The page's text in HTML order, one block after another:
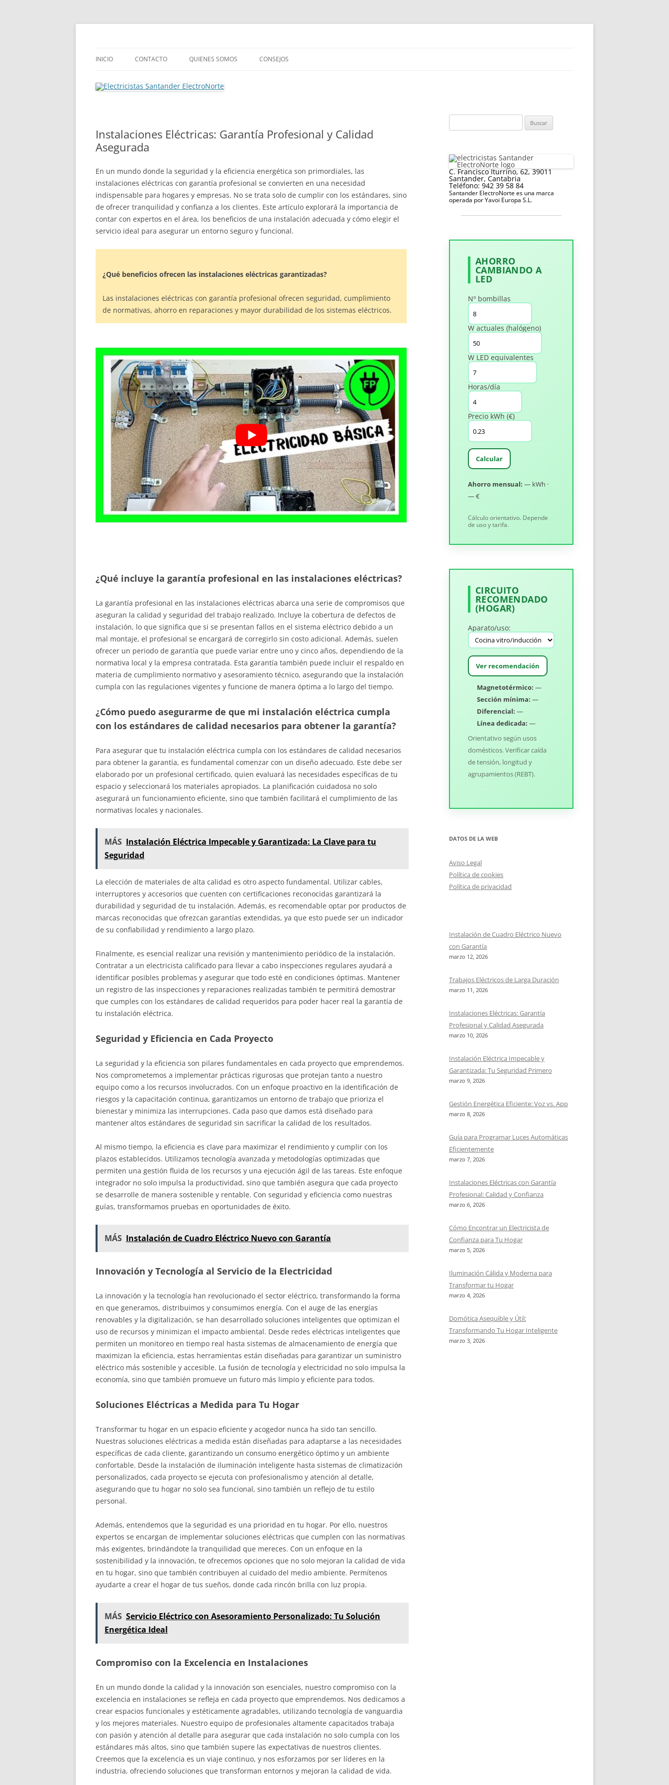
Saltar
INICIO CONTACTO QUIENES SOMOS CONSEJOS
Instalaciones Eléctricas: Garantía Profesional y Calidad
Asegurada
En un mundo donde la seguridad y la eficiencia energética son primordiales, las
instalaciones eléctricas con garantía profesional se convierten en una necesidad
indispensable para hogares y empresas. No se trata solo de cumplir con los estándares, sino
de ofrecer tranquilidad y confianza a los clientes. Este artículo explorará la importancia de
contar con expertos en el área, los beneficios de una instalación adecuada y cómo elegir el
servicio ideal para asegurar un entorno seguro y funcional.
¿Qué beneficios ofrecen las instalaciones eléctricas garantizadas?
Las instalaciones eléctricas con garantía profesional ofrecen seguridad, cumplimiento
de normativas, ahorro en reparaciones y mayor durabilidad de los sistemas eléctricos.
¿Qué incluye la garantía profesional en las instalaciones eléctricas?
La garantía profesional en las instalaciones eléctricas abarca una serie de compromisos que
aseguran la calidad y seguridad del trabajo realizado. Incluye la cobertura de defectos de
instalación, lo que significa que si se presentan fallos en el sistema eléctrico debido a un
mal montaje, el profesional se encargará de corregirlo sin costo adicional. Además, suelen
ofrecer un periodo de garantía que puede variar entre uno y cinco años, dependiendo de la
normativa local y la empresa contratada. Esta garantía también puede incluir el respaldo en
materia de cumplimiento normativo y asesoramiento técnico, asegurando que la instalación
cumpla con las regulaciones vigentes y funcione de manera óptima a lo largo del tiempo.
¿Cómo puedo asegurarme de que mi instalación eléctrica cumpla
con los estándares de calidad necesarios para obtener la garantía?
Para asegurar que tu instalación eléctrica cumpla con los estándares de calidad necesarios
para obtener la garantía, es fundamental comenzar con un diseño adecuado. Este debe ser
elaborado por un profesional certificado, quien evaluará las necesidades específicas de tu
espacio y seleccionará los materiales apropiados. La planificación cuidadosa no solo
asegurará un funcionamiento eficiente, sino que también facilitará el cumplimiento de las
normativas locales y nacionales.
MÁS Instalación Eléctrica Impecable y Garantizada: La Clave para tu
Seguridad
La elección de materiales de alta calidad es otro aspecto fundamental. Utilizar cables,
interruptores y accesorios que cuenten con certificaciones reconocidas garantizará la
durabilidad y seguridad de tu instalación. Además, es recomendable optar por productos de
marcas reconocidas que ofrezcan garantías extendidas, ya que esto puede ser un indicador
de su confiabilidad y rendimiento a largo plazo.
Finalmente, es esencial realizar una revisión y mantenimiento periódico de la instalación.
Contratar a un electricista calificado para llevar a cabo inspecciones regulares ayudará a
identificar posibles problemas y asegurar que todo esté en condiciones óptimas. Mantener
un registro de las inspecciones y reparaciones realizadas también te permitirá demostrar
que cumples con los estándares de calidad requeridos para poder hacer real la garantía de
tu instalación eléctrica.
Seguridad y Eficiencia en Cada Proyecto
La seguridad y la eficiencia son pilares fundamentales en cada proyecto que emprendemos.
Nos comprometemos a implementar prácticas rigurosas que protejan tanto a nuestro
equipo como a los recursos involucrados. Con un enfoque proactivo en la identificación de
riesgos y la capacitación continua, garantizamos un entorno de trabajo que prioriza el
bienestar y minimiza las interrupciones. Cada paso que damos está diseñado para
mantener altos estándares de seguridad sin sacrificar la calidad de los resultados.
Al mismo tiempo, la eficiencia es clave para maximizar el rendimiento y cumplir con los
plazos establecidos. Utilizamos tecnología avanzada y metodologías optimizadas que
permiten una gestión fluida de los recursos y una ejecución ágil de las tareas. Este enfoque
integrador no solo impulsa la productividad, sino que también asegura que cada proyecto
se desarrolle de manera sostenible y rentable. Con seguridad y eficiencia como nuestras
guías, transformamos pruebas en oportunidades de éxito.
MÁS Instalación de Cuadro Eléctrico Nuevo con Garantía
Innovación y Tecnología al Servicio de la Electricidad
La innovación y la tecnología han revolucionado el sector eléctrico, transformando la forma
en que generamos, distribuimos y consumimos energía. Con el auge de las energías
renovables y la digitalización, se han desarrollado soluciones inteligentes que optimizan el
uso de recursos y minimizan el impacto ambiental. Desde redes eléctricas inteligentes que
permiten un monitoreo en tiempo real hasta sistemas de almacenamiento de energía que
maximizan la eficiencia, estas herramientas están diseñadas para garantizar un suministro
eléctrico más sostenible y accesible. La fusión de tecnología y electricidad no solo impulsa la
economía, sino que también promueve un futuro más limpio y eficiente para todos.
Soluciones Eléctricas a Medida para Tu Hogar
Transformar tu hogar en un espacio eficiente y acogedor nunca ha sido tan sencillo.
Nuestras soluciones eléctricas a medida están diseñadas para adaptarse a las necesidades
específicas de cada cliente, garantizando un consumo energético óptimo y un ambiente
confortable. Desde la instalación de iluminación inteligente hasta sistemas de climatización
personalizados, cada proyecto se ejecuta con profesionalismo y atención al detalle,
asegurando que tu hogar no solo sea funcional, sino también un reflejo de tu estilo
personal.
Además, entendemos que la seguridad es una prioridad en tu hogar. Por ello, nuestros
expertos se encargan de implementar soluciones eléctricas que cumplen con las normativas
más exigentes, brindándote la tranquilidad que mereces. Con un enfoque en la
sostenibilidad y la innovación, te ofrecemos opciones que no solo mejoran la calidad de vida
en tu hogar, sino que también contribuyen al cuidado del medio ambiente. Permítenos
ayudarte a crear el hogar de tus sueños, donde cada rincón brilla con luz propia.
MÁS Servicio Eléctrico con Asesoramiento Personalizado: Tu Solución
Energética Ideal
Compromiso con la Excelencia en Instalaciones
En un mundo donde la calidad y la innovación son esenciales, nuestro compromiso con la
excelencia en instalaciones se refleja en cada proyecto que emprendemos. Nos dedicamos a
crear espacios funcionales y estéticamente agradables, utilizando tecnología de vanguardia
y los mejores materiales. Nuestro equipo de profesionales altamente capacitados trabaja
con pasión y atención al detalle para asegurar que cada instalación no solo cumpla con los
estándares más altos, sino que también supere las expectativas de nuestros clientes.
Creemos que la excelencia es un viaje continuo, y nos esforzamos por ser líderes en la
industria, ofreciendo soluciones que transforman entornos y mejoran la calidad de vida.
C. Francisco Iturrino, 62, 39011
Santander, Cantabria
Teléfono: 942 39 58 84
Santander ElectroNorte es una marca
operada por Yavoi Europa S.L.
AHORRO
CAMBIANDO A
LED
Nº bombillas
W actuales (halógeno)
W LED equivalentes
Horas/día
Precio kWh (€)
Calcular
Ahorro mensual: — kWh ·
— €
Cálculo orientativo. Depende
de uso y tarifa.
CIRCUITO
RECOMENDADO
(HOGAR)
Aparato/uso:
Ver recomendación
Magnetotérmico: —
Sección mínima: —
Diferencial: —
Línea dedicada: —
Orientativo según usos
domésticos. Verificar caída
de tensión, longitud y
agrupamientos (REBT).
DATOS DE LA WEB
Aviso Legal
Política de cookies
Política de privacidad
Instalación de Cuadro Eléctrico Nuevo
con Garantía
marzo 12, 2026
Trabajos Eléctricos de Larga Duración
marzo 11, 2026
Instalaciones Eléctricas: Garantía
Profesional y Calidad Asegurada
marzo 10, 2026
Instalación Eléctrica Impecable y
Garantizada: Tu Seguridad Primero
marzo 9, 2026
Gestión Energética Eficiente: Voz vs. App
marzo 8, 2026
Guía para Programar Luces Automáticas
Eficientemente
marzo 7, 2026
Instalaciones Eléctricas con Garantía
Profesional: Calidad y Confianza
marzo 6, 2026
Cómo Encontrar un Electricista de
Confianza para Tu Hogar
marzo 5, 2026
Iluminación Cálida y Moderna para
Transformar tu Hogar
marzo 4, 2026
Domótica Asequible y Útil:
Transformando Tu Hogar Inteligente
marzo 3, 2026